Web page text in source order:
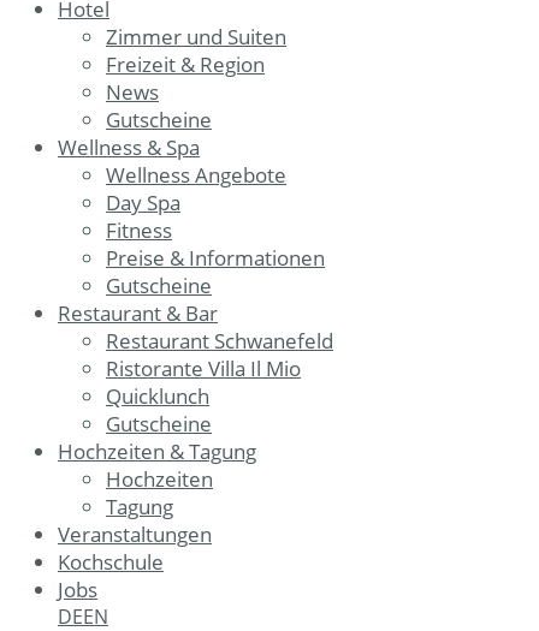
Hotel
Zimmer und Suiten
Freizeit & Region
News
Gutscheine
Wellness & Spa
Wellness Angebote
Day Spa
Fitness
Preise & Informationen
Gutscheine
Restaurant & Bar
Restaurant Schwanefeld
Ristorante Villa Il Mio
Quicklunch
Gutscheine
Hochzeiten & Tagung
Hochzeiten
Tagung
Veranstaltungen
Kochschule
Jobs
DEEN